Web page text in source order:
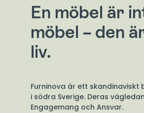
En möbel är
möbel – den
liv.
Furninova är ett
i södra Sverige. Deras
Engagemang och Ansvar.